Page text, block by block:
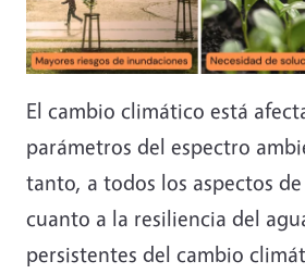
El cambio climático está
parámetros del espectro
tanto, a todos los aspectos
cuanto a la resiliencia del
persistentes del cambio